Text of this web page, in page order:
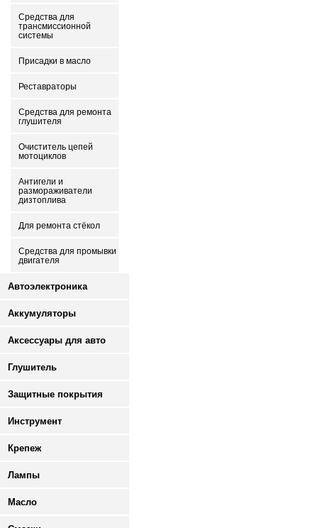
Средства для
трансмиссионной
системы
Присадки в масло
Реставраторы
Средства для ремонта
глушителя
Очиститель цепей
мотоциклов
Антигели и
размораживатели
дизтоплива
Для ремонта стёкол
Средства для промывки
двигателя
Автоэлектроника
Аккумуляторы
Аксессуары для авто
Глушитель
Защитные покрытия
Инструмент
Крепеж
Лампы
Масло